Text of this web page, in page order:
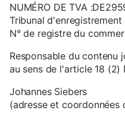
NUMÉRO DE TVA
Tribunal d'enregistrement
N° de registre du
Responsable du contenu
au sens de l'article 18 (2)
Johannes Siebers
(adresse et coordonnées